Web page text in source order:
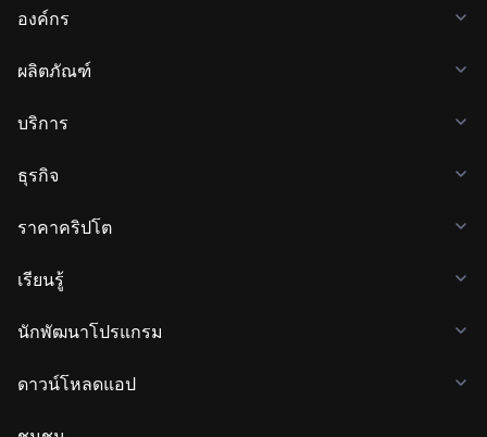
องค์กร
ผลิตภัณฑ์
บริการ
ธุรกิจ
ราคาคริปโต
เรียนรู้
นักพัฒนาโปรแกรม
ดาวน์โหลดแอป